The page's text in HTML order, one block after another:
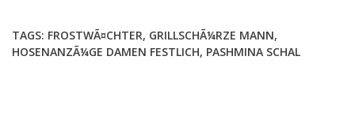
TAGS: FROSTWÃ¤CHTER, GRILLSCHÃ¼RZE MANN,
HOSENANZÃ¼GE DAMEN FESTLICH, PASHMINA SCHAL